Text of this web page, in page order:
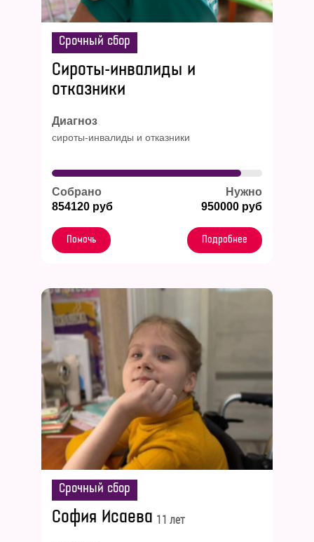
Срочный сбор
Cироты-инвалиды и
отказники
Диагноз
сироты-инвалиды и отказники
Собрано
854120 руб
Нужно
950000 руб
Помочь Подробнее
Срочный сбор
София Исаева 11 лет